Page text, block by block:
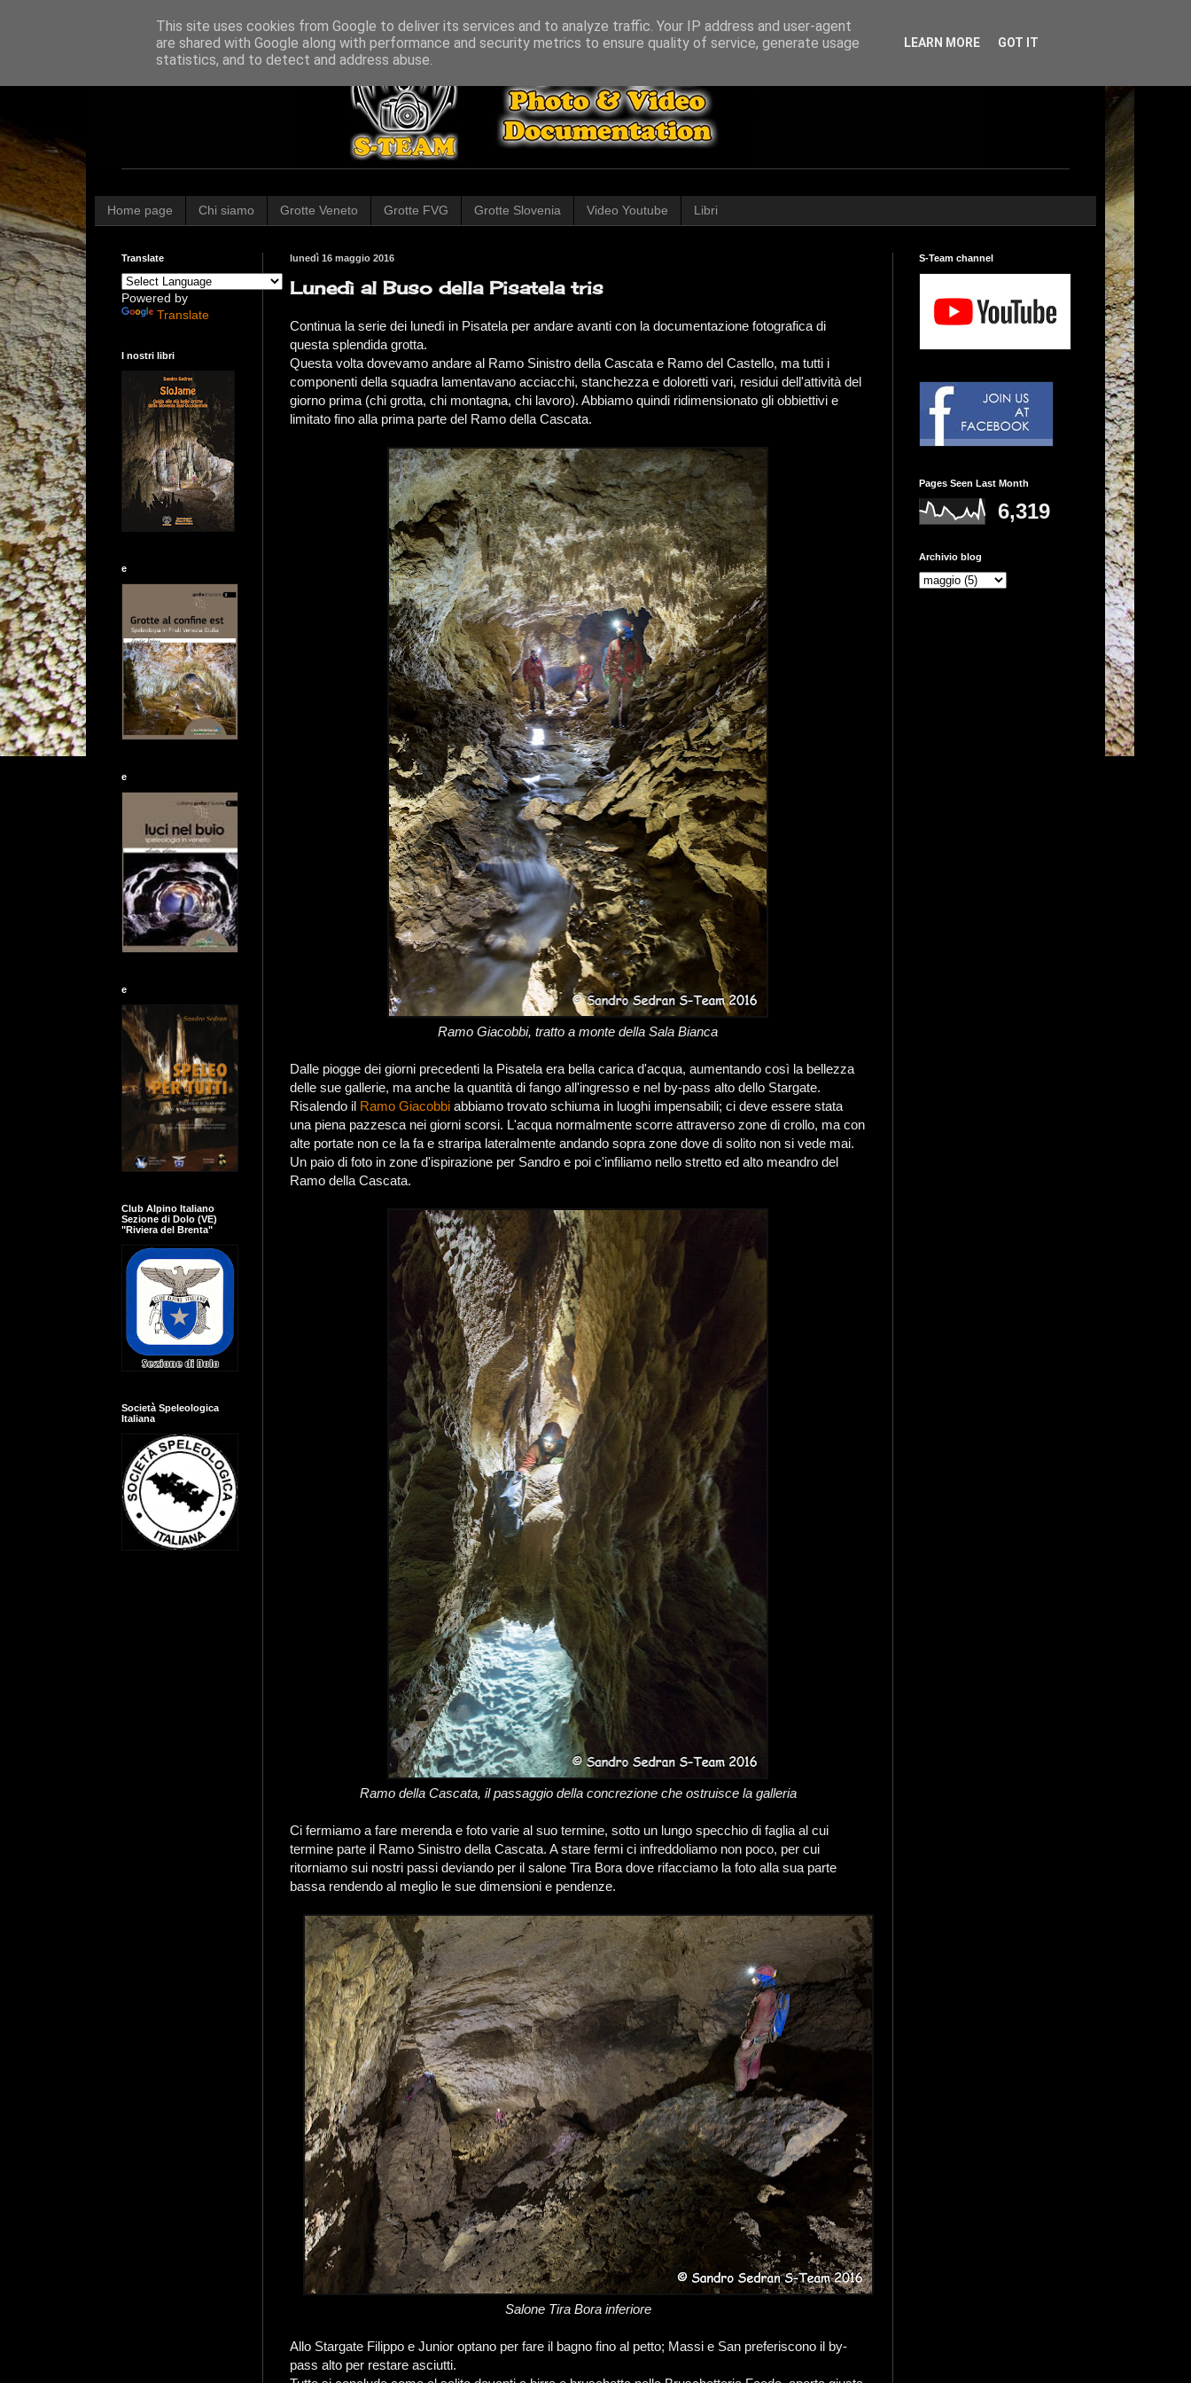
Home page Chi siamo Grotte Veneto Grotte FVG Grotte Slovenia Video Youtube Libri
lunedì 16 maggio 2016
Lunedì al Buso della Pisatela tris
Continua la serie dei lunedì in Pisatela per andare avanti con la documentazione fotografica di
questa splendida grotta.
Questa volta dovevamo andare al Ramo Sinistro della Cascata e Ramo del Castello, ma tutti i
componenti della squadra lamentavano acciacchi, stanchezza e doloretti vari, residui dell'attività del
giorno prima (chi grotta, chi montagna, chi lavoro). Abbiamo quindi ridimensionato gli obbiettivi e
limitato fino alla prima parte del Ramo della Cascata.
Ramo Giacobbi, tratto a monte della Sala Bianca
Dalle piogge dei giorni precedenti la Pisatela era bella carica d'acqua, aumentando così la bellezza
delle sue gallerie, ma anche la quantità di fango all'ingresso e nel by-pass alto dello Stargate.
Risalendo il Ramo Giacobbi abbiamo trovato schiuma in luoghi impensabili; ci deve essere stata
una piena pazzesca nei giorni scorsi. L'acqua normalmente scorre attraverso zone di crollo, ma con
alte portate non ce la fa e straripa lateralmente andando sopra zone dove di solito non si vede mai.
Un paio di foto in zone d'ispirazione per Sandro e poi c'infiliamo nello stretto ed alto meandro del
Ramo della Cascata.
Ramo della Cascata, il passaggio della concrezione che ostruisce la galleria
Ci fermiamo a fare merenda e foto varie al suo termine, sotto un lungo specchio di faglia al cui
termine parte il Ramo Sinistro della Cascata. A stare fermi ci infreddoliamo non poco, per cui
ritorniamo sui nostri passi deviando per il salone Tira Bora dove rifacciamo la foto alla sua parte
bassa rendendo al meglio le sue dimensioni e pendenze.
Salone Tira Bora inferiore
Allo Stargate Filippo e Junior optano per fare il bagno fino al petto; Massi e San preferiscono il by-
pass alto per restare asciutti.
Translate
Powered by
Translate
I nostri libri
e
e
e
Club Alpino Italiano
Sezione di Dolo (VE)
"Riviera del Brenta"
Società Speleologica
Italiana
S-Team channel
Pages Seen Last Month
6,319
Archivio blog
This site uses cookies from Google to deliver its services and to analyze traffic. Your IP address and user-agent
are shared with Google along with performance and security metrics to ensure quality of service, generate usage
statistics, and to detect and address abuse.
LEARN MORE GOT IT